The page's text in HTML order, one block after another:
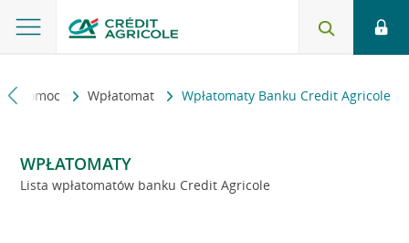
i pomoc Wpłatomat Wpłatomaty Banku Credit Agricole
WPŁATOMATY
Lista wpłatomatów banku Credit Agricole